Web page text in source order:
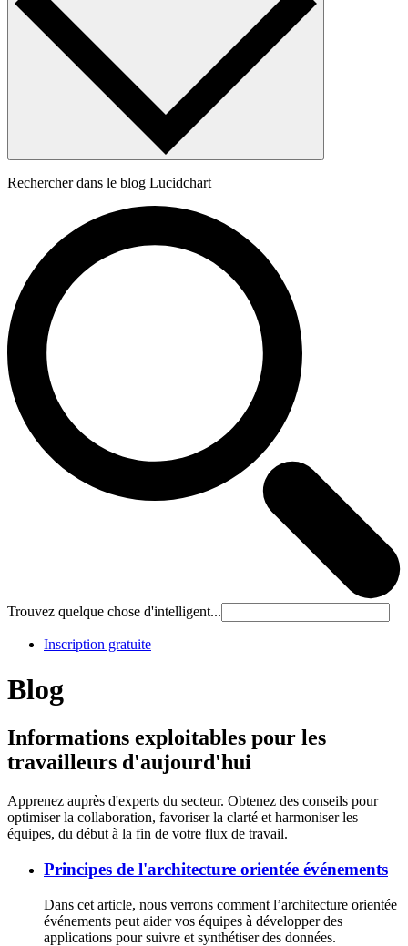
Rechercher dans le blog Lucidchart
Trouvez quelque chose d'intelligent...
Inscription gratuite
Blog
Informations exploitables pour les
travailleurs d'aujourd'hui
Apprenez auprès d'experts du secteur. Obtenez des conseils pour
optimiser la collaboration, favoriser la clarté et harmoniser les
équipes, du début à la fin de votre flux de travail.
Principes de l'architecture orientée événements
Dans cet article, nous verrons comment l’architecture orientée
événements peut aider vos équipes à développer des
applications pour suivre et synthétiser des données.